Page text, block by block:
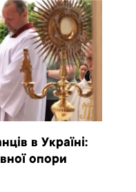
в Україні:
опори